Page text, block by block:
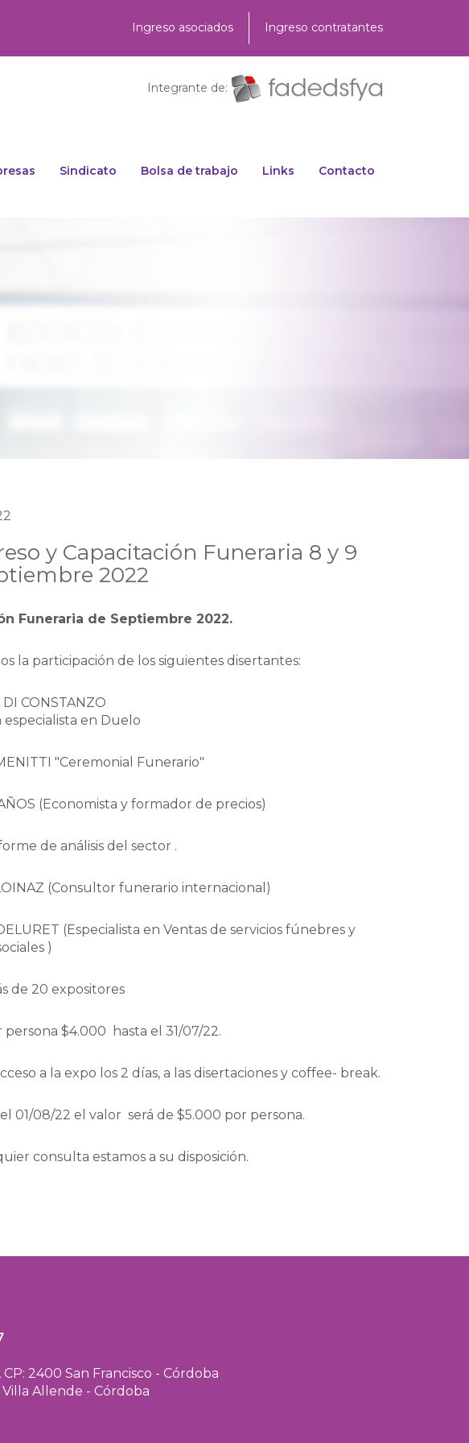
Ingreso asociados Ingreso contratantes
Integrante de:
Sindicato Bolsa de trabajo Links Contacto
y Capacitación Funeraria 8 y 9
2022
Funeraria de Septiembre 2022.
la participación de los siguientes disertantes:
CONSTANZO
especialista en Duelo
"Ceremonial Funerario"
(Economista y formador de precios)
de análisis del sector .
(Consultor funerario internacional)
(Especialista en Ventas de servicios fúnebres y
)
de 20 expositores
persona $4.000 hasta el 31/07/22.
a la expo los 2 días, a las disertaciones y coffee- break.
01/08/22 el valor será de $5.000 por persona.
consulta estamos a su disposición.
2400 San Francisco - Córdoba
Villa Allende - Córdoba